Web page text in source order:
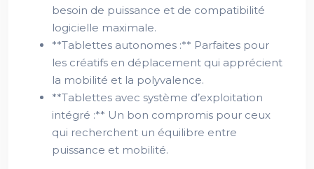
besoin de puissance et de compatibilité
logicielle maximale.
**Tablettes autonomes :** Parfaites pour
les créatifs en déplacement qui apprécient
la mobilité et la polyvalence.
**Tablettes avec système d’exploitation
intégré :** Un bon compromis pour ceux
qui recherchent un équilibre entre
puissance et mobilité.